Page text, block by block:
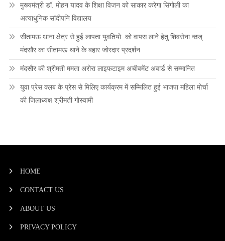
मुख्यमंत्री डॉ. मोहन यादव के शिक्षा विजन को साकार करेगा सिंगोली का
अत्याधुनिक सांदीपनि विद्यालय
सीतामऊ थाना क्षेत्र से हुई लापता युवतियो को वापस लाने हेतु शिवसेना न्ठज्
मंदसौर का सीतामऊ थाने के बहार जोरदार प्रदर्शन
मंदसौर की श्रीमती ममता अरोरा लाइफटाइम अचीवमेंट अवार्ड से सम्मानित
युवा प्रेस क्लब के प्रेस से मिलिए कार्यक्रम में सम्मिलित हुई भाजपा महिला मोर्चा
की जिलाध्यक्ष श्रीमती गोस्वामी
HOME
CONTACT US
ABOUT US
PRIVACY POLICY